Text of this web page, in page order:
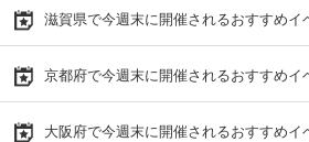
滋賀県で今週末に開催されるおすすめイ
京都府で今週末に開催されるおすすめイ
大阪府で今週末に開催されるおすすめイ